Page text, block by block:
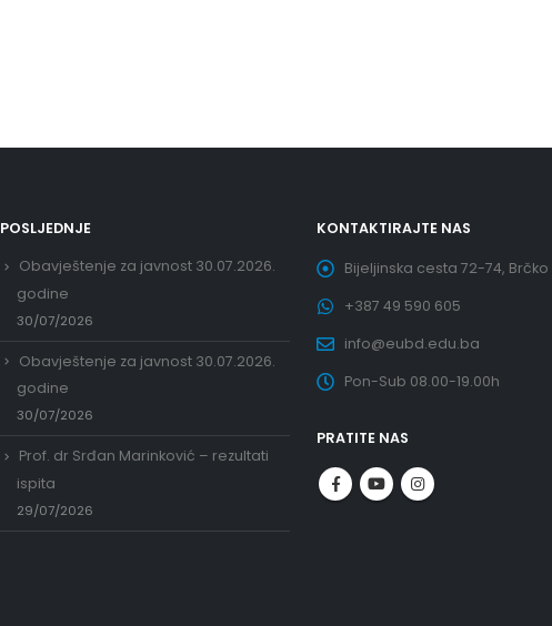
POSLJEDNJE
Obavještenje za javnost 30.07.2026.
godine
30/07/2026
Obavještenje za javnost 30.07.2026.
godine
30/07/2026
Prof. dr Srđan Marinković – rezultati
ispita
29/07/2026
KONTAKTIRAJTE NAS
Bijeljinska cesta 72-74, Brčko
+387 49 590 605
info@eubd.edu.ba
Pon-Sub 08.00-19.00h
PRATITE NAS